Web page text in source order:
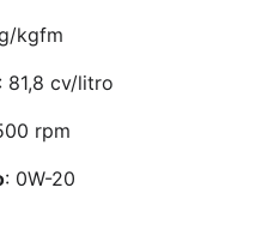
kgfm
81,8 cv/litro
rpm
: 0W-20